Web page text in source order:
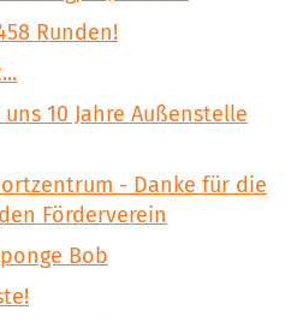
Runden!
10 Jahre Außenstelle
- Danke für die
Förderverein
Bob